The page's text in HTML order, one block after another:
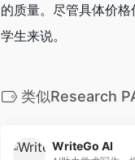
的质量。尽管具体价
学生来说。
类似Research
WriteGo AI